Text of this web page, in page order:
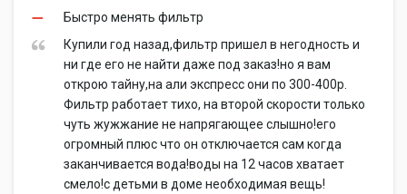
Быстро менять фильтр
Купили год назад,фильтр пришел в негодность и
ни где его не найти даже под заказ!но я вам
открою тайну,на али экспресс они по 300-400р.
Фильтр работает тихо, на второй скорости только
чуть жужжание не напрягающее слышно!его
огромный плюс что он отключается сам когда
заканчивается вода!воды на 12 часов хватает
смело!с детьми в доме необходимая вещь!